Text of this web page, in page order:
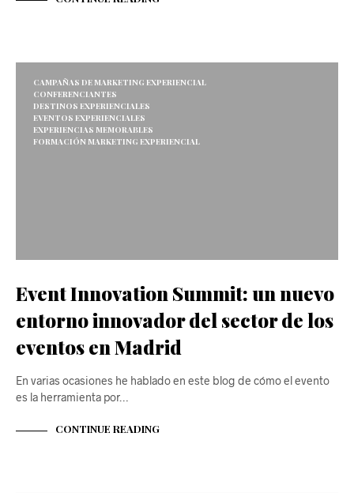
CAMPAÑAS DE MARKETING EXPERIENCIAL
CONFERENCIANTES
DESTINOS EXPERIENCIALES
EVENTOS EXPERIENCIALES
EXPERIENCIAS MEMORABLES
FORMACIÓN MARKETING EXPERIENCIAL
Event Innovation Summit: un nuevo
entorno innovador del sector de los
eventos en Madrid
En varias ocasiones he hablado en este blog de cómo el evento
es la herramienta por…
CONTINUE READING